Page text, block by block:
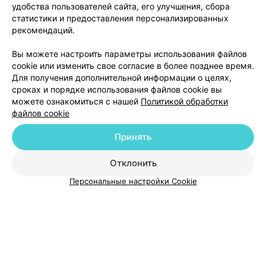
Добавить компанию
Добавить специалиста
Новости проекта
Размещение рекламы
Медицинский маркетинг
Публичный договор
удобства пользователей сайта, его улучшения, сбора
статистики и предоставления персонализированных
рекомендаций.
Вы можете настроить параметры использования файлов
cookie или изменить свое согласие в более позднее время.
Для получения дополнительной информации о целях,
сроках и порядке использования файлов cookie вы
можете ознакомиться с нашей Политикой обработки
файлов cookie
Отклонить
Принять
Персональные настройки Cookie